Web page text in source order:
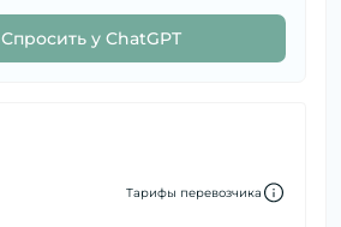
Спросить у ChatGPT
Тарифы перевозчика